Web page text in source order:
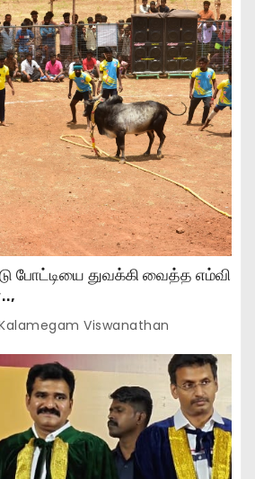
போட்டியை துவக்கி வைத்த எம்வி
Viswanathan